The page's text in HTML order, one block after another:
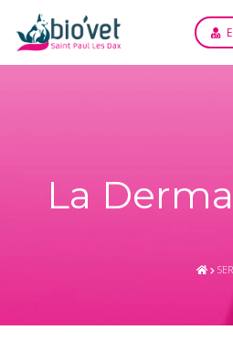
La